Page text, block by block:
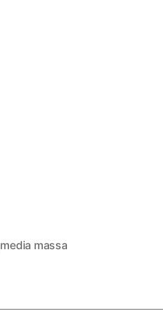
media massa